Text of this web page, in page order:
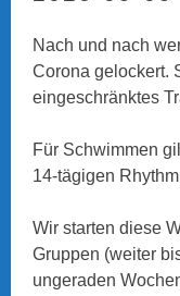
Nach und nach
Corona gelockert.
eingeschränktes
Für Schwimmen
14-tägigen
Wir starten diese
Gruppen (weiter
ungeraden